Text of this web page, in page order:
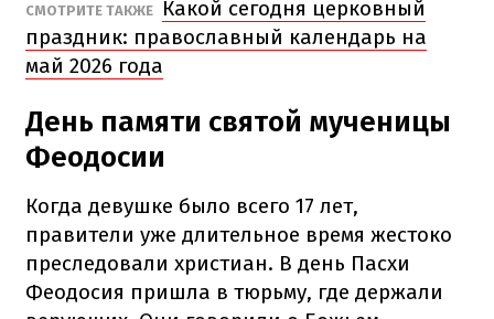
СМОТРИТЕ ТАКЖЕ
Какой сегодня церковный
праздник: православный календарь на
май 2026 года
День памяти святой мученицы
Феодосии
Когда девушке было всего 17 лет,
правители уже длительное время жестоко
преследовали христиан. В день Пасхи
Феодосия пришла в тюрьму, где держали